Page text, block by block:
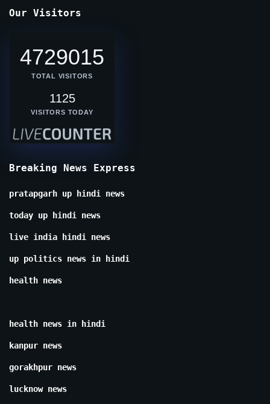
Our Visitors
4729015
TOTAL VISITORS
1125
VISITORS TODAY
Breaking News Express
pratapgarh up hindi news
today up hindi news
live india hindi news
up politics news in hindi
health news
health news in hindi
kanpur news
gorakhpur news
lucknow news